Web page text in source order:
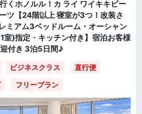
くホノルル！カ ライ ワイキキビー
ツ【24階以上 寝室が3つ！改装さ
ミアム3ベッドルーム・オーシャン
室)指定・キッチン付き】宿泊お客様
付き 3泊5日間♪
ビジネスクラス 直行便
フリープラン